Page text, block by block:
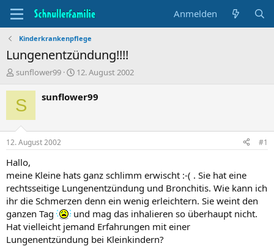
Anmelden
Kinderkrankenpflege
Lungenentzündung!!!!
T
e
m
n
t
a
t
e
r
sunflower99
B
g
a
m
12. August 2002
S sunflower99
12. August 2002 #1
Hallo,
meine Kleine hats ganz schlimm erwischt :-( . Sie hat eine
rechtsseitige Lungenentzündung und Bronchitis. Wie kann ich
ihr die Schmerzen denn ein wenig erleichtern. Sie weint den
ganzen Tag
und mag das inhalieren so überhaupt nicht.
Hat vielleicht jemand Erfahrungen mit einer
Lungenentzündung bei Kleinkindern?